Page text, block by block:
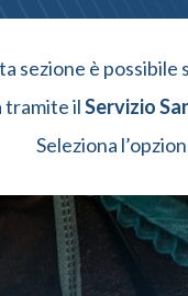
sezione è
tramite ilServizio
Seleziona